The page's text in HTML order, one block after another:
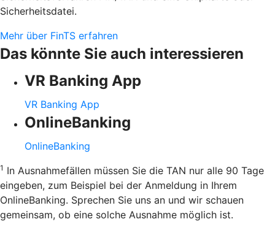
Sicherheitsdatei.
Mehr über FinTS erfahren
Das könnte Sie auch interessieren
VR Banking App
VR Banking App
OnlineBanking
OnlineBanking
1 In Ausnahmefällen müssen Sie die TAN nur alle 90 Tage
eingeben, zum Beispiel bei der Anmeldung in Ihrem
OnlineBanking. Sprechen Sie uns an und wir schauen
gemeinsam, ob eine solche Ausnahme möglich ist.